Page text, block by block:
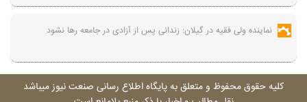
نماینده ولی فقیه در گیلان: زندانی پس از آزادی در جامعه رها نشود
کليه حقوق محفوظ و متعلق به پايگاه اطلاع رسانی صنعت نيوز ميباشد